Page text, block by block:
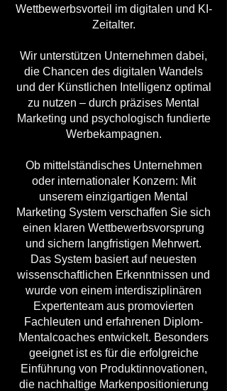
Wettbewerbsvorteil im digitalen und KI-
Zeitalter.
Wir unterstützen Unternehmen dabei,
die Chancen des digitalen Wandels
und der Künstlichen Intelligenz optimal
zu nutzen – durch präzises Mental
Marketing und psychologisch fundierte
Werbekampagnen.
Ob mittelständisches Unternehmen
oder internationaler Konzern: Mit
unserem einzigartigen Mental
Marketing System verschaffen Sie sich
einen klaren Wettbewerbsvorsprung
und sichern langfristigen Mehrwert.
Das System basiert auf neuesten
wissenschaftlichen Erkenntnissen und
wurde von einem interdisziplinären
Expertenteam aus promovierten
Fachleuten und erfahrenen Diplom-
Mentalcoaches entwickelt. Besonders
geeignet ist es für die erfolgreiche
Einführung von Produktinnovationen,
die nachhaltige Markenpositionierung